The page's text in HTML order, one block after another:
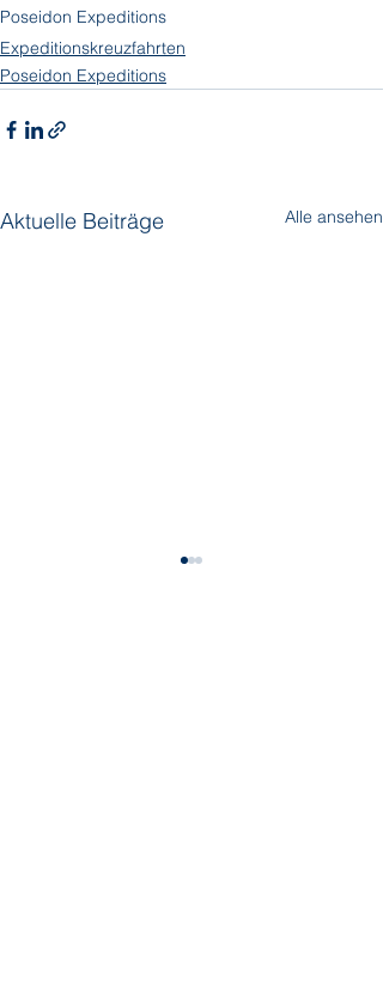
Poseidon Expeditions
Expeditionskreuzfahrten
Poseidon Expeditions
Aktuelle Beiträge Alle ansehen